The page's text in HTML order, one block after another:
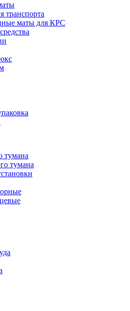
транспорта
маты для КРС
тумана
тумана